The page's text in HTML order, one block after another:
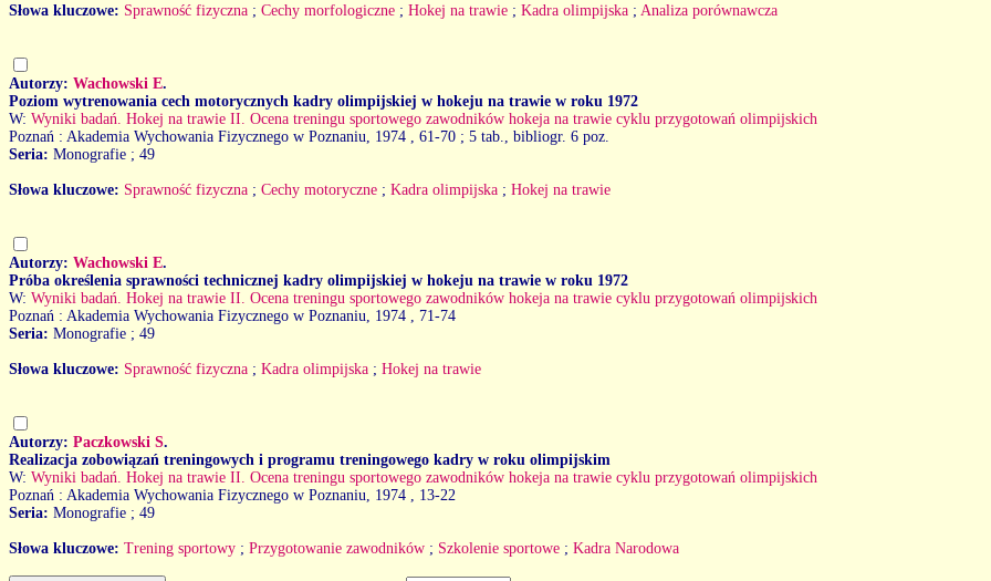
Słowa kluczowe: Sprawność fizyczna ; Cechy morfologiczne ; Hokej na trawie ; Kadra olimpijska ; Analiza porównawcza
Autorzy: Wachowski E.
Poziom wytrenowania cech motorycznych kadry olimpijskiej w hokeju na trawie w roku 1972
W: Wyniki badań. Hokej na trawie II. Ocena treningu sportowego zawodników hokeja na trawie cyklu przygotowań olimpijskich
Poznań : Akademia Wychowania Fizycznego w Poznaniu, 1974
, 61-70 ; 5 tab., bibliogr. 6 poz.
Seria: Monografie ; 49
Słowa kluczowe: Sprawność fizyczna ; Cechy motoryczne ; Kadra olimpijska ; Hokej na trawie
Autorzy: Wachowski E.
Próba określenia sprawności technicznej kadry olimpijskiej w hokeju na trawie w roku 1972
W: Wyniki badań. Hokej na trawie II. Ocena treningu sportowego zawodników hokeja na trawie cyklu przygotowań olimpijskich
Poznań : Akademia Wychowania Fizycznego w Poznaniu, 1974
, 71-74
Seria: Monografie ; 49
Słowa kluczowe: Sprawność fizyczna ; Kadra olimpijska ; Hokej na trawie
Autorzy: Paczkowski S.
Realizacja zobowiązań treningowych i programu treningowego kadry w roku olimpijskim
W: Wyniki badań. Hokej na trawie II. Ocena treningu sportowego zawodników hokeja na trawie cyklu przygotowań olimpijskich
Poznań : Akademia Wychowania Fizycznego w Poznaniu, 1974
, 13-22
Seria: Monografie ; 49
Słowa kluczowe: Trening sportowy ; Przygotowanie zawodników ; Szkolenie sportowe ; Kadra Narodowa